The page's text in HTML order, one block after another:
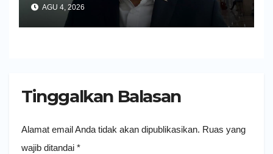
AGU 4, 2026
Tinggalkan Balasan
Alamat email Anda tidak akan dipublikasikan. Ruas yang
wajib ditandai *